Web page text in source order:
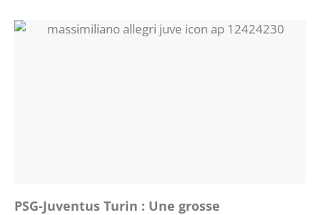
PSG-Juventus Turin : Une grosse